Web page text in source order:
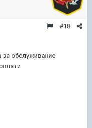
#18
за обслуживание